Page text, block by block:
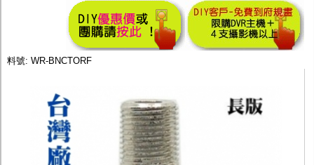
AHD DVR數位錄放影機
AHD半球型(適用屋內)
AHD中小型紅外線攝影機(適用騎樓、室內外)
AHD防護罩型攝影機(適用屋外，紅外線照射
距離遠）
傳統高解析攝影機
投光設備
防護罩及支架
多路攝影機單軸傳輸
料號: WR-BNCTORF